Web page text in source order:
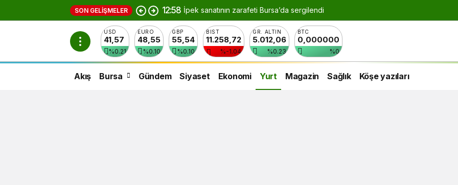
SON GELIŞMELER 12:58 İpek sanatının zarafeti Bursa’da sergilendi
USD
41,57
%0.21
EURO
48,55
%0.10
GBP
55,54
%0.10
BIST
11.258,72
%-1.04
GR. ALTIN
5.012,06
%0.23
BTC
0,000000
%0
Akış Bursa Gündem Siyaset Ekonomi Yurt Magazin Sağlık Köşe yazıları